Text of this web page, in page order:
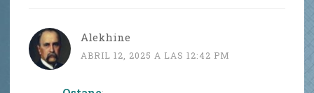
Alekhine
ABRIL 12, 2025 A LAS 12:42 PM